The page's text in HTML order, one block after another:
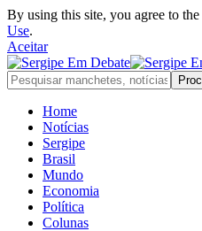
By using this site, you agree to the
Use.
Aceitar
Home
Notícias
Sergipe
Brasil
Mundo
Economia
Política
Colunas